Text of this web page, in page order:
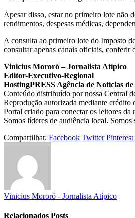
Apesar disso, estar no primeiro lote não
rendimentos, despesas médicas,
A consulta ao primeiro lote do Imposto
consultar apenas canais oficiais, conferir
Vinicius Mororó – Jornalista Atípico
Editor-Executivo-Regional
HostingPRESS Agência de Notícias
Conteúdo distribuído por nossa Central
Reprodução autorizada mediante crédito
Portal criado para conectar os leitores
Somos líderes de audiência local. Somos
Compartilhar. Facebook Twitter Pinterest
Vinicius Mororó - Jornalista Atípico
Relacionados Posts